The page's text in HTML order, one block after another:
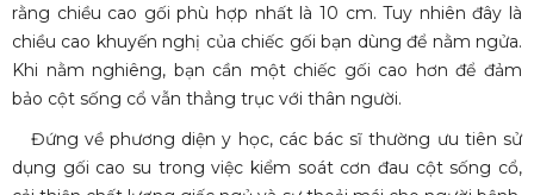
rằng chiều cao gối phù hợp nhất là 10 cm. Tuy nhiên đây là
chiều cao khuyến nghị của chiếc gối bạn dùng để nằm ngửa.
Khi nằm nghiêng, bạn cần một chiếc gối cao hơn để đảm
bảo cột sống cổ vẫn thẳng trục với thân người.
Đứng về phương diện y học, các bác sĩ thường ưu tiên sử
dụng gối cao su trong việc kiểm soát cơn đau cột sống cổ,